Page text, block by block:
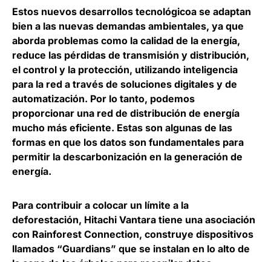
Estos nuevos desarrollos tecnológicoa se adaptan
bien a las nuevas demandas ambientales, ya que
aborda problemas como la calidad de la energía,
reduce las pérdidas de transmisión y distribución,
el control y la protección, utilizando inteligencia
para la red a través de soluciones digitales y de
automatización. Por lo tanto, podemos
proporcionar una red de distribución de energía
mucho más eficiente. Estas son algunas de las
formas en que los datos son fundamentales para
permitir la descarbonización en la generación de
energía.
Para contribuir a colocar un límite a la
deforestación, Hitachi Vantara tiene una asociación
con Rainforest Connection, construye dispositivos
llamados “Guardians” que se instalan en lo alto de